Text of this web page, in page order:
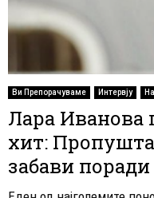
Ви Препорачуваме Интервју
Лара Иванова
хит:
забави